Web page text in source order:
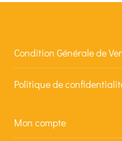
Condition Générale de
Politique de
Mon compte